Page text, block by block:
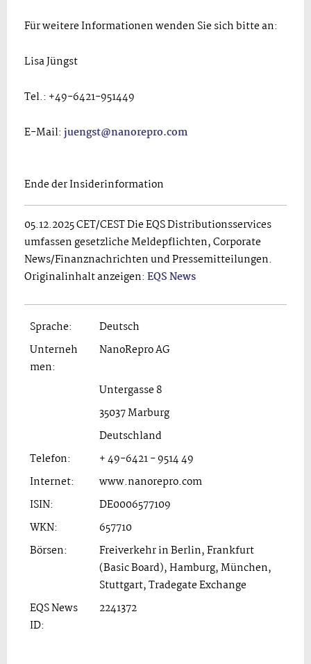
Für weitere Informationen wenden Sie sich bitte an:
Lisa Jüngst
Tel.: +49-6421-951449
E-Mail: juengst@nanorepro.com
Ende der Insiderinformation
05.12.2025 CET/CEST Die EQS Distributionsservices
umfassen gesetzliche Meldepflichten, Corporate
News/Finanznachrichten und Pressemitteilungen.
Originalinhalt anzeigen: EQS News
Sprache:
Deutsch
Unterneh
men:
NanoRepro AG
Untergasse 8
35037 Marburg
Deutschland
Telefon:
+ 49-6421 - 9514 49
Internet:
www.nanorepro.com
ISIN:
DE0006577109
WKN:
657710
Börsen:
Freiverkehr in Berlin, Frankfurt
(Basic Board), Hamburg, München,
Stuttgart, Tradegate Exchange
EQS News
ID:
2241372